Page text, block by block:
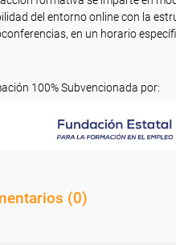
del entorno online con la
en un horario
100% Subvencionada por:
(0)